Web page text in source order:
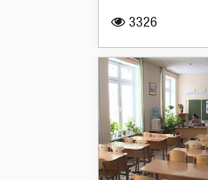
3326